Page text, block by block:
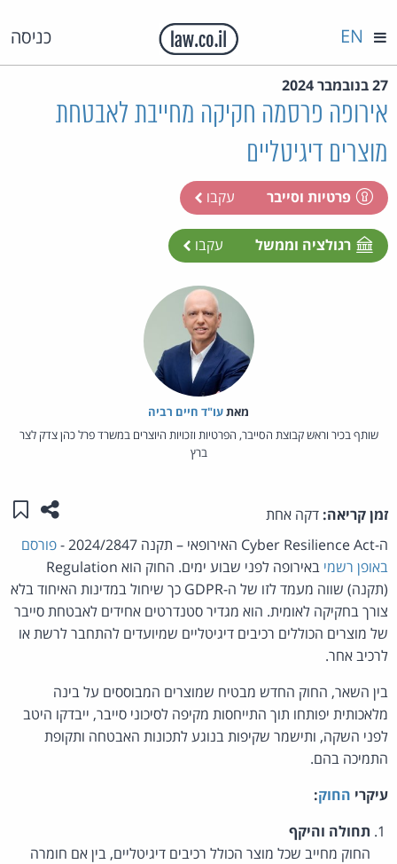
כניסה EN
27 בנובמבר 2024
אירופה פרסמה חקיקה מחייבת לאבטחת
מוצרים דיגיטליים
פרטיות וסייבר עקבו
רגולציה וממשל עקבו
מאת‏עו"ד חיים רביה
שותף בכיר וראש קבוצת הסייבר, הפרטיות וזכויות היוצרים במשרד פרל כהן צדק לצר
ברץ
זמן קריאה: דקה אחת שתפו
ה-Cyber Resilience Act האירופאי – תקנה 2024/2847 -
פורסם
באופן רשמי
באירופה לפני שבוע ימים. החוק הוא Regulation
(תקנה) שווה מעמד לזו של ה-GDPR כך שיחול במדינות האיחוד בלא
צורך בחקיקה לאומית. הוא מגדיר סטנדרטים אחידים לאבטחת סייבר
של מוצרים הכוללים רכיבים דיגיטליים שמיועדים להתחבר לרשת או
לרכיב אחר.
בין השאר, החוק החדש מבטיח שמוצרים המבוססים על בינה
מלאכותית יפותחו תוך התייחסות מקיפה לסיכוני סייבר, ייבדקו היטב
לפני השקה, ותישמר שקיפות בנוגע לתכונות האבטחה ותקופת
התמיכה בהם.
עיקרי החוק:
תחולה והיקף
החוק מחייב שכל מוצר הכולל רכיבים דיגיטליים, בין אם חומרה